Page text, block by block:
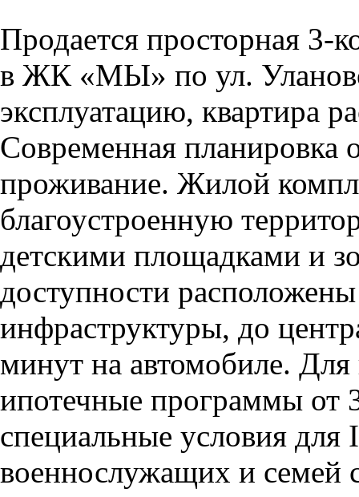
Продается просторная 3-
в ЖК «МЫ» по ул.
эксплуатацию, квартира
Современная планировка
проживание. Жилой
благоустроенную
детскими площадками и
доступности
инфраструктуры, до
минут на автомобиле.
ипотечные программы от
специальные условия для
военнослужащих и семей